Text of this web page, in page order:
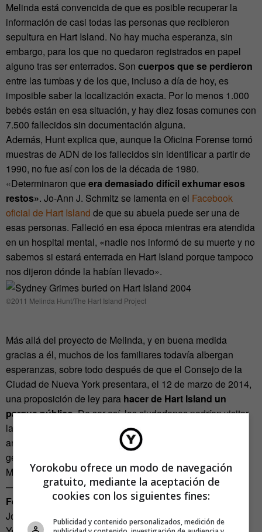
Melinda está convencida de que es posible recuperar la
información de casi todas las personas que recibieron
sepultura en Hart Island. No hay mucha esperanza, sin
embargo, para los que no quedaron registrados en papel
alguno tras ser enterrados. Son cuerpos que se perdieron
entre las tumbas y de los que, incluso a día de hoy, es
imposible saber la localización exacta. Por lo menos 1.000
bebés están en esa situación, y hay diez fosas comunes con
7.500 fallecidos sin documentación alguna.
Además, Hunt explica que, aunque la Oficina Forense tomó
muestras de ADN de los fallecidos sin identificar a partir de
1990, no fue así con los de la década de 1980.
«Determinaron que era demasiado difícil exhumar esos
restos». Jo-Ann J. Schmitz se lamenta en el Facebook
oficial de Hart Island de que su abuela puede ser una de
esas personas. Falleció en esa época mientras era atendida
en un hospital mental, «nadie nos informó de su muerte y no
sabemos si estará enterrada en Hart Island porque tampoco
nos dijeron dónde la habían llevado».
©2011 Melinda Hunt/The Hart Island Project
Más allá del proyecto de Melinda, y en buena medida
gracias a él, muchos de los familiares todavía albergan
esperanzas, sobre todo después de que el Consejo de la
Ciudad de Nueva York presentara, el 12 de marzo de 2014,
una proposición de ley para hacer de Hart Island un
parque público. De ser así, los ciudadanos podrían visitar
las tumbas libremente. Perry Stefanese, que aguarda con
anhelo el día en que pueda visitar a sus dos hermanos
gemelos, fallecidos cuando eran bebés, da las gracias a
Melinda Hunt por «luchar por ese derecho».
——————–
Foto principal:©1992 Melinda Hunt en colaborción con
Joel Sternfeld (Todas las imágenes han sido cedidas a
Yorokobu ofrece un modo de navegación
gratuito, mediante la aceptación de
cookies con los siguientes fines:
Publicidad y contenido personalizados, medición de